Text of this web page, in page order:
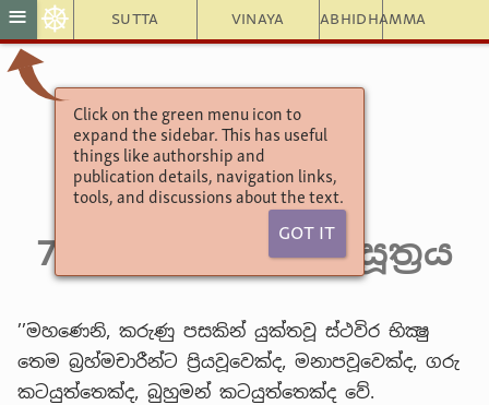
Sutta Vinaya Abhidhamma
≡ ☸
Click on the green menu icon to
expand the sidebar. This has useful
things like authorship and
publication details, navigation links,
tools, and discussions about the text.
Got It
අඞ්ගුත්තරනිකායො
පඤ්චක නිපාතය
2. දෙවැනි පණ්ණාසකය
(9) 4. ථෙර වර්‍ගය
7. සීලවන්තත්‍ථෙර සූත්‍රය
’’මහණෙනි, කරුණු පසකින් යුක්තවූ ස්ථවිර භික්‍ෂු
තෙම බ්‍රහ්මචාරීන්ට ප්‍රියවූවෙක්ද, මනාපවූවෙක්ද, ගරු
කටයුත්තෙක්ද, බුහුමන් කටයුත්තෙක්ද වේ.